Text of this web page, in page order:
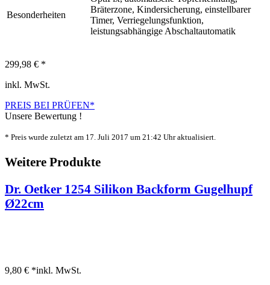
Besonderheiten
Bräterzone, Kindersicherung, einstellbarer
Timer, Verriegelungsfunktion,
leistungsabhängige Abschaltautomatik
299,98 € *
inkl. MwSt.
PREIS BEI PRÜFEN*
Unsere Bewertung !
* Preis wurde zuletzt am 17. Juli 2017 um 21:42 Uhr aktualisiert.
Weitere Produkte
Dr. Oetker 1254 Silikon Backform Gugelhupf
Ø22cm
9,80 € *inkl. MwSt.